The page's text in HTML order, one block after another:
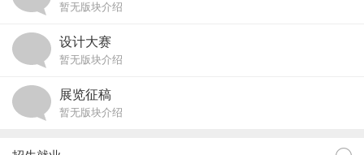
暂无版块介绍
设计大赛
暂无版块介绍
展览征稿
暂无版块介绍